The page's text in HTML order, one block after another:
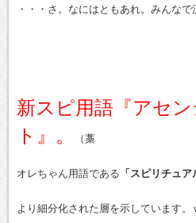
・・・さ。なにはともあれ。みんなで
新スピ用語『アセ
ト』。
（藁
オレちゃん用語である 「スピリチュア
より細分化された層を示しています。